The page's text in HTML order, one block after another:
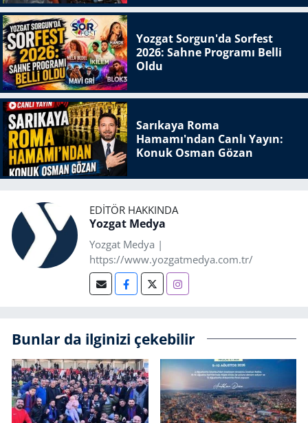
Yozgat Sorgun'da Sorfest
2026: Sahne Programı Belli
Oldu
Sarıkaya Roma
Hamamı'ndan Canlı Yayın:
Konuk Osman Gözan
EDITÖR HAKKINDA
Yozgat Medya
Yozgat Medya |
https://www.yozgatmedya.com.tr/
Bunlar da ilginizi çekebilir